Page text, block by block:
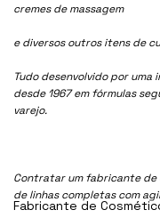
cremes de massagem
e diversos outros itens de
Tudo desenvolvido por
desde 1967 em fórmulas
varejo.
Contratar um fabricante de
de linhas completas com
Fabricante de